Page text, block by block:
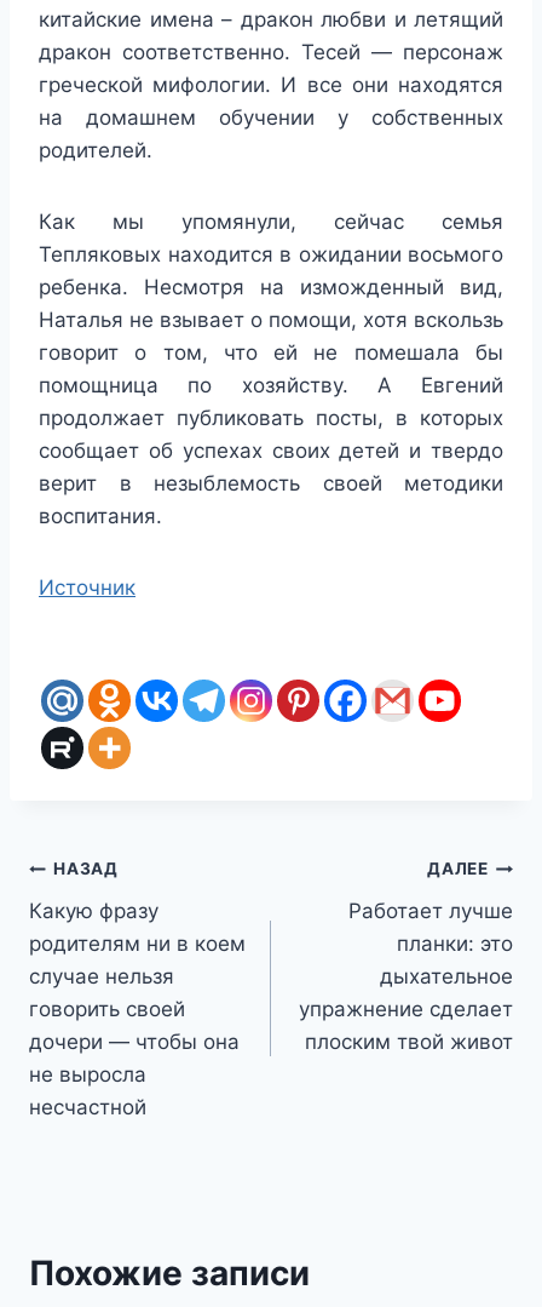
китайские имена – дракон любви и летящий
дракон соответственно. Тесей — персонаж
греческой мифологии. И все они находятся
на домашнем обучении у собственных
родителей.
Как мы упомянули, сейчас семья
Тепляковых находится в ожидании восьмого
ребенка. Несмотря на изможденный вид,
Наталья не взывает о помощи, хотя вскользь
говорит о том, что ей не помешала бы
помощница по хозяйству. А Евгений
продолжает публиковать посты, в которых
сообщает об успехах своих детей и твердо
верит в незыблемость своей методики
воспитания.
Источник
Навигация
по
записям
НАЗАД
Какую фразу
родителям ни в коем
случае нельзя
говорить своей
дочери — чтобы она
не выросла
несчастной
ДАЛЕЕ
Работает лучше
планки: это
дыхательное
упражнение сделает
плоским твой живот
Похожие записи